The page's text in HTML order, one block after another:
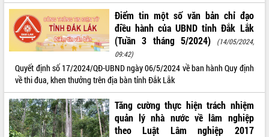
HỆ THỐNG VĂN BẢN
VĂN BẢN HĐND TỈNH
ĐIỂM TIN VĂN BẢN
QUY HOẠCH - KẾ HOẠCH
Điểm tin một số văn bản chỉ đạo
điều hành của UBND tỉnh Đắk Lắk
(Tuần 3 tháng 5/2024)
(14/05/2024,
09:42)
Quyết định số 17/2024/QĐ-UBND ngày 06/5/2024 về ban hành Quy định
về thi đua, khen thưởng trên địa bàn tỉnh Đắk Lắk
Tăng cường thực hiện trách nhiệm
quản lý nhà nước về lâm nghiệp
theo Luật Lâm nghiệp 2017